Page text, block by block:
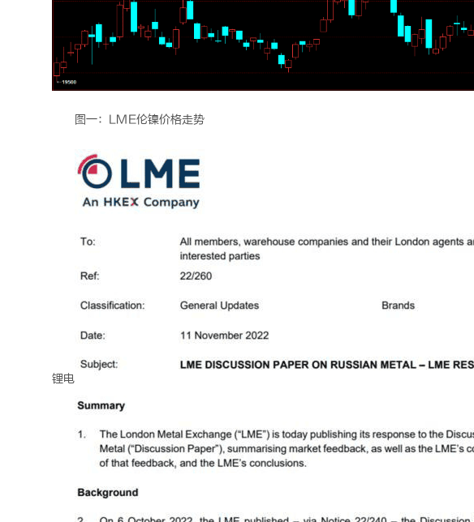
图一：LME伦镍价格走势
锂电